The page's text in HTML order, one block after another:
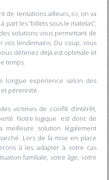
de tentations ailleurs, ici, on va
à part les “billets sous le matelas”,
solutions vous permettant de
lendemains. Du coup, vous
détenez déjà est optimale et
temps.
longue expérience selon des
pérennité.
victimes de conflit d’intérêt,
Notre logique est donc de
meilleure solution légalement
Lors de la mise en place
à les adapter à votre cas
familiale, votre âge, votre